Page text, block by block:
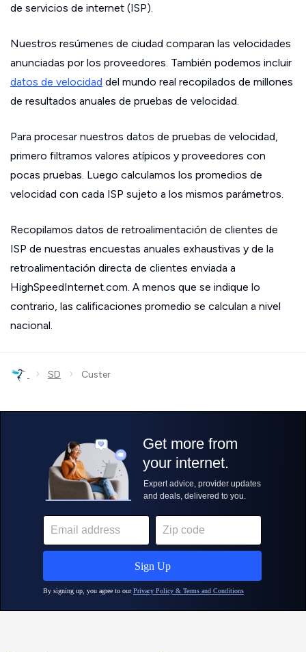
de servicios de internet (ISP).
Nuestros resúmenes de ciudad comparan las velocidades
anunciadas por los proveedores. También podemos incluir
datos de velocidad del mundo real recopilados de millones
de resultados anuales de pruebas de velocidad.
Para procesar nuestros datos de pruebas de velocidad,
primero filtramos valores atípicos y proveedores con
pocas pruebas. Luego calculamos los promedios de
velocidad con cada ISP sujeto a los mismos parámetros.
Recopilamos datos de retroalimentación de clientes de
ISP de nuestras encuestas anuales exhaustivas y de la
retroalimentación directa de clientes enviada a
HighSpeedInternet.com. A menos que se indique lo
contrario, las calificaciones promedio se calculan a nivel
nacional.
› SD › Custer